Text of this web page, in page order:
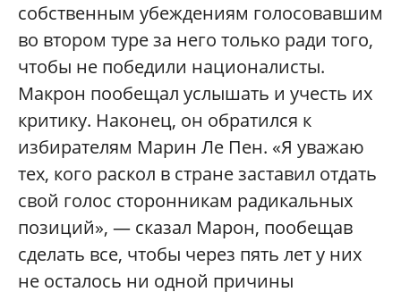
собственным убеждениям голосовавшим
во втором туре за него только ради того,
чтобы не победили националисты.
Макрон пообещал услышать и учесть их
критику. Наконец, он обратился к
избирателям Марин Ле Пен. «Я уважаю
тех, кого раскол в стране заставил отдать
свой голос сторонникам радикальных
позиций», — сказал Марон, пообещав
сделать все, чтобы через пять лет у них
не осталось ни одной причины